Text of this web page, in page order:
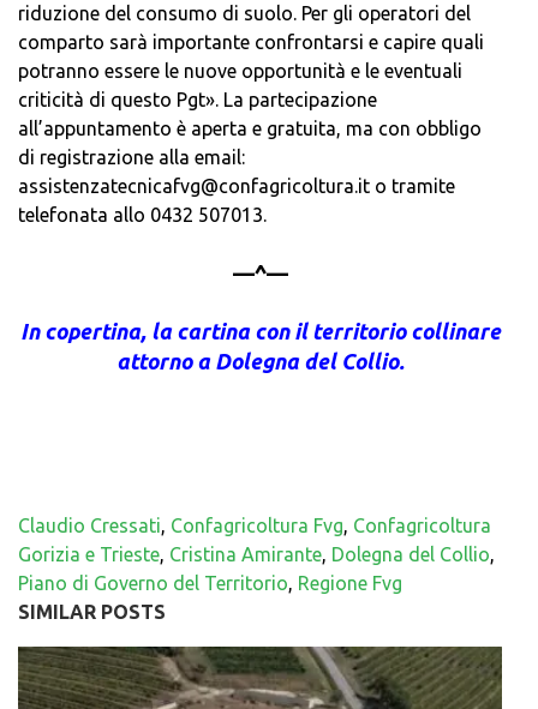
riduzione del consumo di suolo. Per gli operatori del
comparto sarà importante confrontarsi e capire quali
potranno essere le nuove opportunità e le eventuali
criticità di questo Pgt». La partecipazione
all’appuntamento è aperta e gratuita, ma con obbligo
di registrazione alla email:
assistenzatecnicafvg@confagricoltura.it o tramite
telefonata allo 0432 507013.
—^—
In copertina, la cartina con il territorio collinare
attorno a Dolegna del Collio.
Claudio Cressati, Confagricoltura Fvg, Confagricoltura
Gorizia e Trieste, Cristina Amirante, Dolegna del Collio,
Piano di Governo del Territorio, Regione Fvg
SIMILAR POSTS